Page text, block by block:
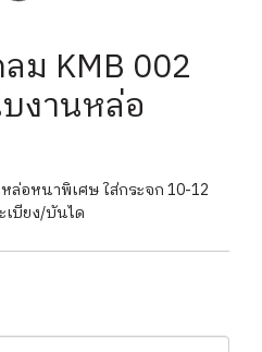
ม KMB 002
งานหล่อ
อหนาพิเศษ ใส่กระจก 10-12
เบียง/บันได